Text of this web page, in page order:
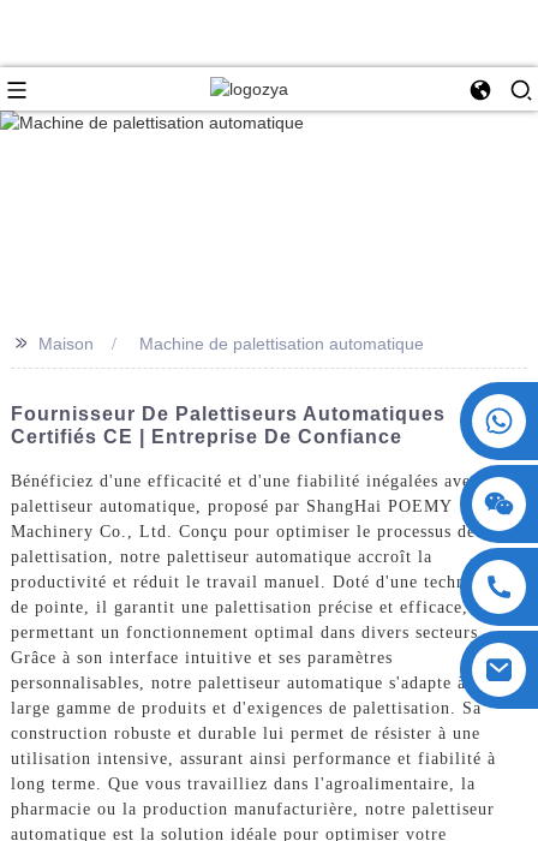
+86 15730993174
>> Maison Machine de palettisation automatique
Fournisseur De Palettiseurs Automatiques
Certifiés CE | Entreprise De Confiance
Bénéficiez d'une efficacité et d'une fiabilité inégalées avec notre
palettiseur automatique, proposé par ShangHai POEMY
Machinery Co., Ltd. Conçu pour optimiser le processus de
palettisation, notre palettiseur automatique accroît la
productivité et réduit le travail manuel. Doté d'une technologie
de pointe, il garantit une palettisation précise et efficace,
permettant un fonctionnement optimal dans divers secteurs.
Grâce à son interface intuitive et ses paramètres
personnalisables, notre palettiseur automatique s'adapte à une
large gamme de produits et d'exigences de palettisation. Sa
construction robuste et durable lui permet de résister à une
utilisation intensive, assurant ainsi performance et fiabilité à
long terme. Que vous travailliez dans l'agroalimentaire, la
pharmacie ou la production manufacturière, notre palettiseur
automatique est la solution idéale pour optimiser votre